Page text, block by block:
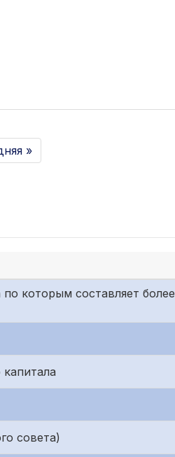
»
которым составляет более
совета)